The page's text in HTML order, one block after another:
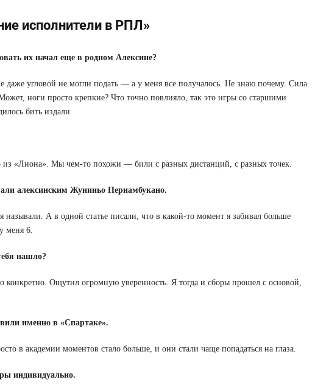
исполнители в РПЛ»
их начал еще в родном Алексине?
угловой не могли подать — а у меня все получалось. Не знаю почему. Сила
ноги просто крепкие? Что точно повлияло, так это игры со старшими
бить издали.
из «Лиона». Мы чем-то похожи — били с разных дистанций, с разных точек.
алексинским Жуниньо Пернамбукано.
А в одной статье писали, что в какой-то момент я забивал больше
меня 6.
нашло?
Ощутил огромную уверенность. Я тогда и сборы прошел с основой,
именно в «Спартаке».
в академии моментов стало больше, и они стали чаще попадаться на глаза.
индивидуально.